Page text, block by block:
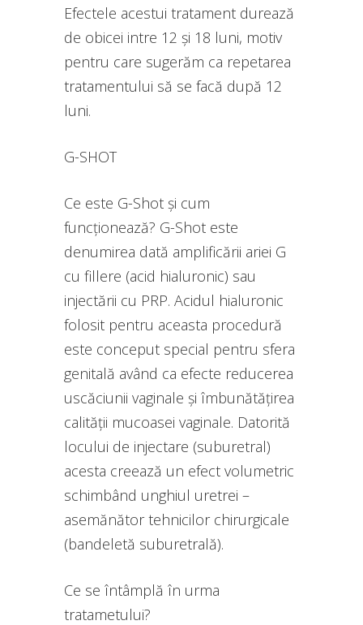
Efectele acestui tratament durează
de obicei intre 12 și 18 luni, motiv
pentru care sugerăm ca repetarea
tratamentului să se facă după 12
luni.
G-SHOT
Ce este G-Shot și cum
funcționează? G-Shot este
denumirea dată amplificării ariei G
cu fillere (acid hialuronic) sau
injectării cu PRP. Acidul hialuronic
folosit pentru aceasta procedură
este conceput special pentru sfera
genitală având ca efecte reducerea
uscăciunii vaginale și îmbunătățirea
calității mucoasei vaginale. Datorită
locului de injectare (suburetral)
acesta creează un efect volumetric
schimbând unghiul uretrei –
asemănător tehnicilor chirurgicale
(bandeletă suburetrală).
Ce se întâmplă în urma
tratametului?